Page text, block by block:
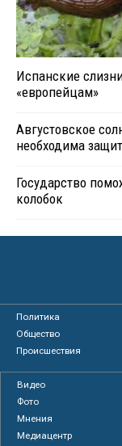
Испанские
«европейцам»
Августовское
необходима
Государство
колобок
Политика
Общество
Происшествия
Видео
Фото
Мнения
Медиацентр